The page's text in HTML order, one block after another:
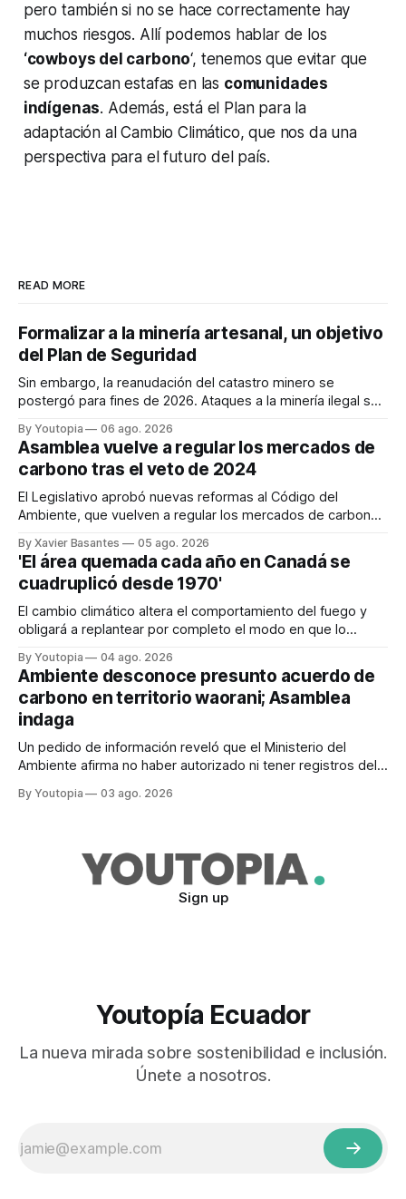
pero también si no se hace correctamente hay
muchos riesgos. Allí podemos hablar de los
‘cowboys del carbono‘, tenemos que evitar que
se produzcan estafas en las comunidades
indígenas. Además, está el Plan para la
adaptación al Cambio Climático, que nos da una
perspectiva para el futuro del país.
READ MORE
Formalizar a la minería artesanal, un objetivo
del Plan de Seguridad
Sin embargo, la reanudación del catastro minero se
postergó para fines de 2026. Ataques a la minería ilegal se
By Youtopia 06 ago. 2026
Asamblea vuelve a regular los mercados de
carbono tras el veto de 2024
El Legislativo aprobó nuevas reformas al Código del
Ambiente, que vuelven a regular los mercados de carbono,
By Xavier Basantes 05 ago. 2026
'El área quemada cada año en Canadá se
cuadruplicó desde 1970'
El cambio climático altera el comportamiento del fuego y
obligará a replantear por completo el modo en que lo
By Youtopia 04 ago. 2026
Ambiente desconoce presunto acuerdo de
carbono en territorio waorani; Asamblea
indaga
Un pedido de información reveló que el Ministerio del
Ambiente afirma no haber autorizado ni tener registros del
By Youtopia 03 ago. 2026
Sign up
Youtopía Ecuador
La nueva mirada sobre sostenibilidad e inclusión.
Únete a nosotros.